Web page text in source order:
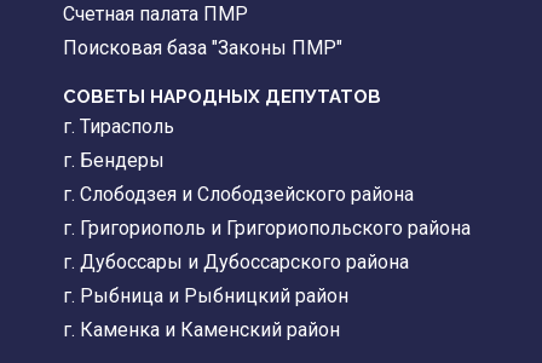
Счетная палата ПМР
Поисковая база "Законы ПМР"
СОВЕТЫ НАРОДНЫХ ДЕПУТАТОВ
г. Тирасполь
г. Бендеры
г. Слободзея и Слободзейского района
г. Григориополь и Григориопольского района
г. Дубоссары и Дубоссарского района
г. Рыбница и Рыбницкий район
г. Каменка и Каменский район